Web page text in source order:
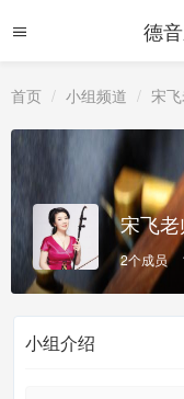
德
首页 小组频道 宋
宋飞
2个成员
小组介绍